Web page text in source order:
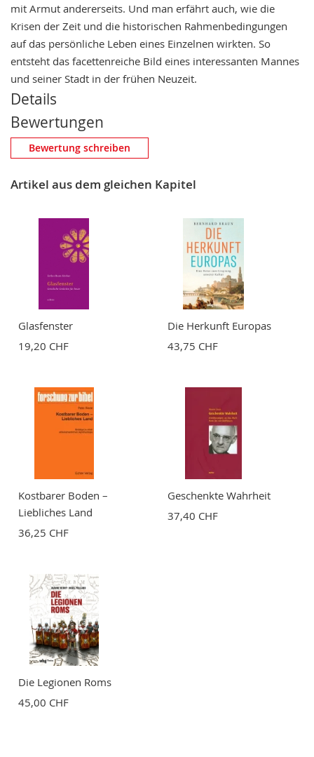
mit Armut andererseits. Und man erfährt auch, wie die
Krisen der Zeit und die historischen Rahmenbedingungen
auf das persönliche Leben eines Einzelnen wirkten. So
entsteht das facettenreiche Bild eines interessanten Mannes
und seiner Stadt in der frühen Neuzeit.
Details
Bewertungen
Eigene Bewertung schreiben
Nickname
Zusammenfassung
Bewertung
Bewertung schreiben
Artikel aus dem gleichen Kapitel
Glasfenster
19,20 CHF
Die Herkunft Europas
43,75 CHF
Kostbarer Boden –
Liebliches Land
36,25 CHF
Geschenkte Wahrheit
37,40 CHF
Die Legionen Roms
45,00 CHF